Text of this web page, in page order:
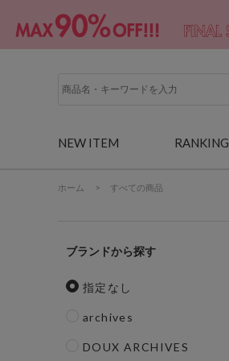
NEW ITEM RANKING
ホーム > すべての商品
ブランド
指定なし
archives
DOUX ARCHIVES